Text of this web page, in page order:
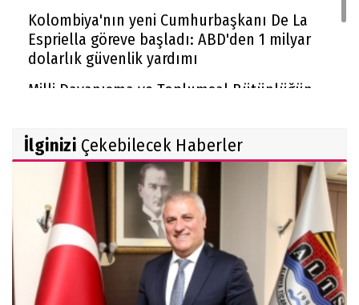
Kolombiya'nın yeni Cumhurbaşkanı De La
Espriella göreve başladı: ABD'den 1 milyar
dolarlık güvenlik yardımı
Milli Dayanışma ve Toplumsal Bütünlüğün
McGregor UFC'ye dönüyor
İlginizi Çekebilecek Haberler